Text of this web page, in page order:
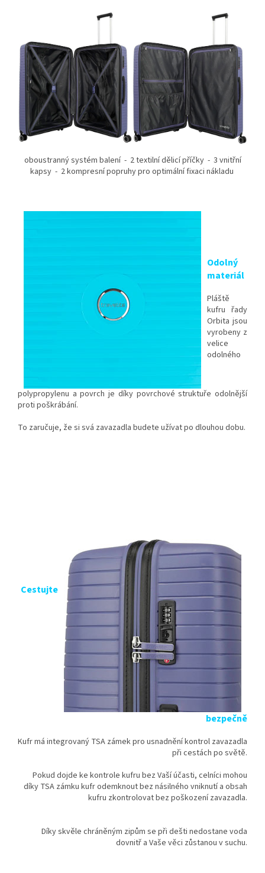
oboustranný systém balení - 2 textilní dělicí příčky - 3 vnitřní
kapsy - 2 kompresní popruhy pro optimální fixaci nákladu
Odolný
materiál
Pláště
kufru řady
Orbita jsou
vyrobeny z
velice
odolného
polypropylenu a povrch je díky povrchové struktuře odolnější
proti poškrábání.
To zaručuje, že si svá zavazadla budete užívat po dlouhou dobu.
Cestujte
bezpečně
Kufr má integrovaný TSA zámek pro usnadnění kontrol zavazadla
při cestách po světě.
Pokud dojde ke kontrole kufru bez Vaší účasti, celníci mohou
díky TSA zámku kufr odemknout bez násilného vniknutí a obsah
kufru zkontrolovat bez poškození zavazadla.
Díky skvěle chráněným zipům se při dešti nedostane voda
dovnitř a Vaše věci zůstanou v suchu.